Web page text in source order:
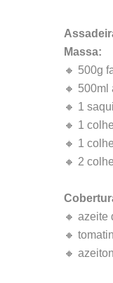
Massa:
🔸 500g
🔸 500ml
🔸 1
🔸 1
🔸 1
🔸 2
🔸 azeite
🔸
🔸